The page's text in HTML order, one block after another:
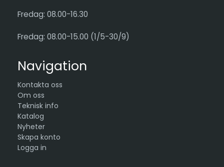
Fredag: 08.00-16.30
Fredag: 08.00-15.00 (1/5-30/9)
Navigation
Kontakta oss
Om oss
Teknisk info
Katalog
Nyheter
Skapa konto
Logga in